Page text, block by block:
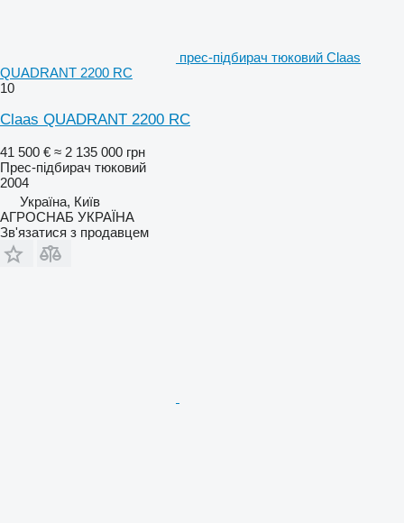
прес-підбирач тюковий Claas
QUADRANT 2200 RC
10
Claas QUADRANT 2200 RC
41 500 € ≈ 2 135 000 грн
Прес-підбирач тюковий
2004
Україна, Київ
АГРОСНАБ УКРАЇНА
Зв'язатися з продавцем